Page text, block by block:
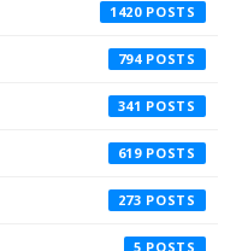
1420
794
341
619
273
5